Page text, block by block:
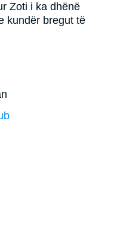
Zoti i ka dhënë
kundër bregut të